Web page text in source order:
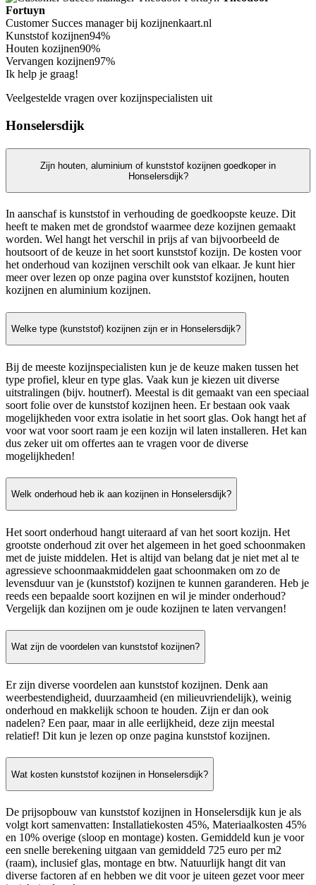
Fortuyn
Customer Succes manager bij kozijnenkaart.nl
Kunststof kozijnen94%
Houten kozijnen90%
Vervangen kozijnen97%
Ik help je graag!
Veelgestelde vragen over kozijnspecialisten uit
Honselersdijk
Zijn houten, aluminium of kunststof kozijnen goedkoper in
Honselersdijk?
In aanschaf is kunststof in verhouding de goedkoopste keuze. Dit
heeft te maken met de grondstof waarmee deze kozijnen gemaakt
worden. Wel hangt het verschil in prijs af van bijvoorbeeld de
houtsoort of de keuze in het soort kunststof kozijn. De kosten voor
het onderhoud van kozijnen verschilt ook van elkaar. Je kunt hier
meer over lezen op onze pagina over kunststof kozijnen, houten
kozijnen en aluminium kozijnen.
Welke type (kunststof) kozijnen zijn er in Honselersdijk?
Bij de meeste kozijnspecialisten kun je de keuze maken tussen het
type profiel, kleur en type glas. Vaak kun je kiezen uit diverse
uitstralingen (bijv. houtnerf). Meestal is dit gemaakt van een speciaal
soort folie over de kunststof kozijnen heen. Er bestaan ook vaak
mogelijkheden voor extra isolatie in het soort glas. Ook hangt het af
voor wat voor soort raam je een kozijn wil laten installeren. Het kan
dus zeker uit om offertes aan te vragen voor de diverse
mogelijkheden!
Welk onderhoud heb ik aan kozijnen in Honselersdijk?
Het soort onderhoud hangt uiteraard af van het soort kozijn. Het
grootste onderhoud zit over het algemeen in het goed schoonmaken
met de juiste middelen. Het is altijd van belang dat je niet met al te
agressieve schoonmaakmiddelen gaat schoonmaken om zo de
levensduur van je (kunststof) kozijnen te kunnen garanderen. Heb je
reeds een bepaalde soort kozijnen en wil je minder onderhoud?
Vergelijk dan kozijnen om je oude kozijnen te laten vervangen!
Wat zijn de voordelen van kunststof kozijnen?
Er zijn diverse voordelen aan kunststof kozijnen. Denk aan
weerbestendigheid, duurzaamheid (en milieuvriendelijk), weinig
onderhoud en makkelijk schoon te houden. Zijn er dan ook
nadelen? Een paar, maar in alle eerlijkheid, deze zijn meestal
relatief! Dit kun je lezen op onze pagina kunststof kozijnen.
Wat kosten kunststof kozijnen in Honselersdijk?
De prijsopbouw van kunststof kozijnen in Honselersdijk kun je als
volgt kort samenvatten: Installatiekosten 45%, Materiaalkosten 45%
en 10% overige (sloop en montage) kosten. Gemiddeld kun je voor
een snelle berekening uitgaan van gemiddeld 725 euro per m2
(raam), inclusief glas, montage en btw. Natuurlijk hangt dit van
diverse factoren af en hebben we dit voor je uiteen gezet voor meer